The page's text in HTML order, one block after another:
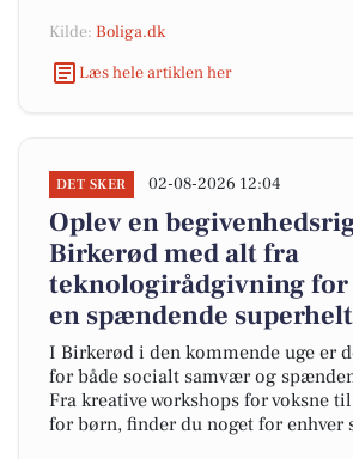
Kilde: Boliga.dk
Læs hele artiklen her
DET SKER 02-08-2026 12:04
Oplev en
Birkerød med alt fra
teknologirådgivning
en spændende
I Birkerød i den kommende uge er
for både socialt samvær og
Fra kreative workshops for voksne
for børn, finder du noget for enhver